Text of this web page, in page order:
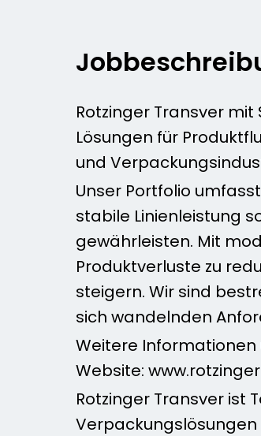
Rotzinger Transver
Lösungen für
und
Unser Portfolio
stabile Linienleistung
gewährleisten. Mit
Produktverluste zu
steigern. Wir sind
sich wandelnden
Weitere Informationen
Website:
Rotzinger Transver ist
Verpackungslösungen